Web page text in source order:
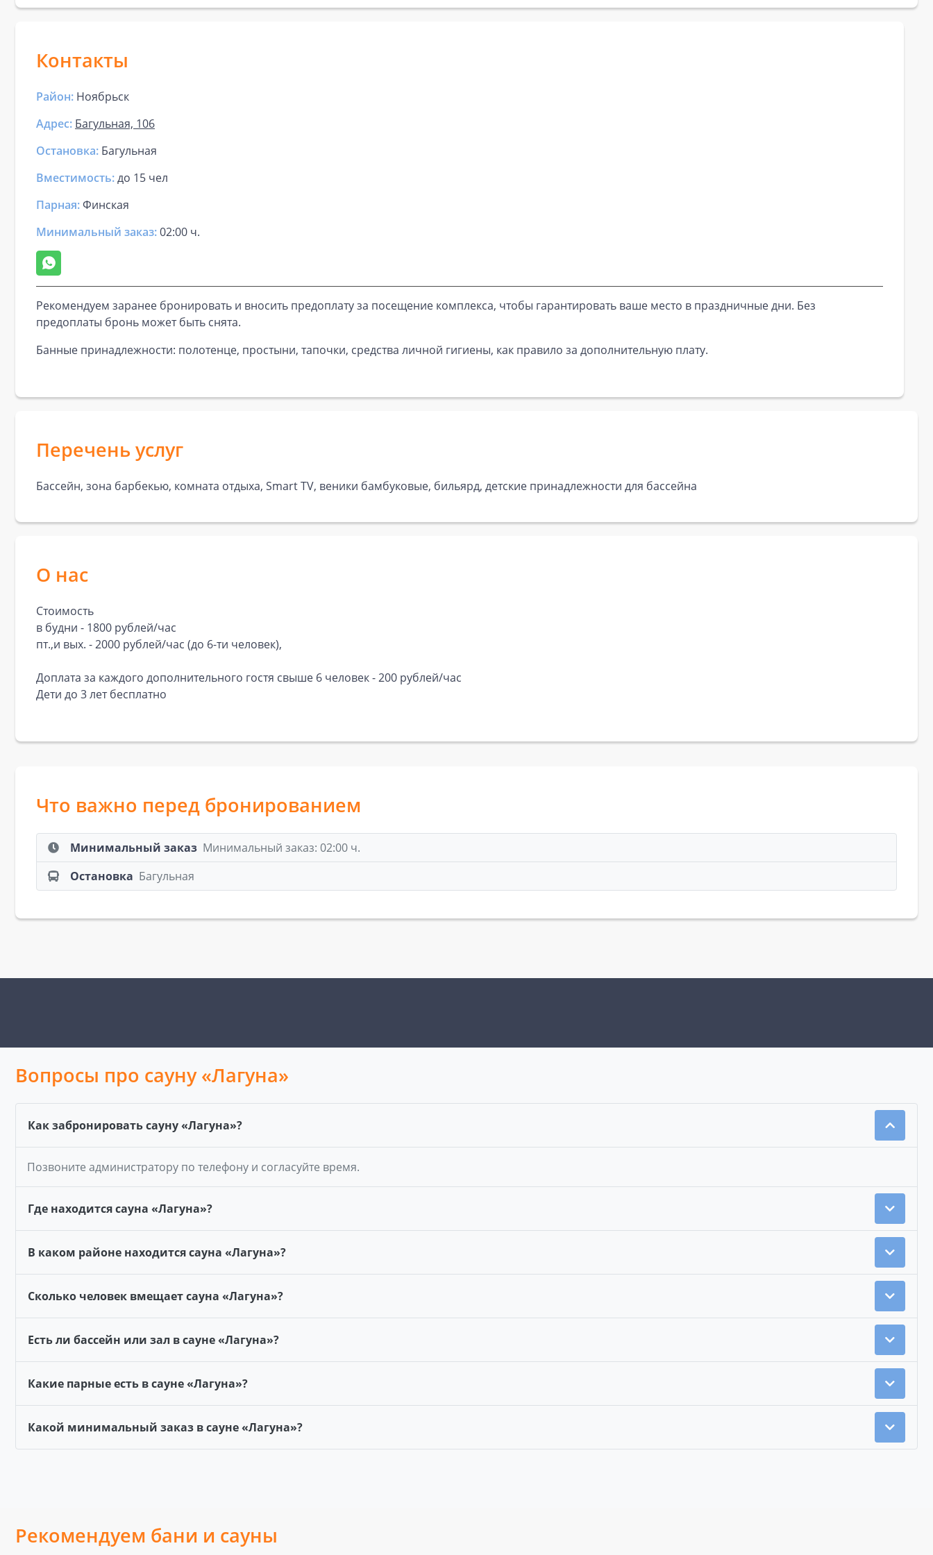
Контакты
Район: Ноябрьск
Адрес: Багульная, 106
Остановка: Багульная
Вместимость:до 15 чел
Парная:Финская
Минимальный заказ:02:00 ч.
Рекомендуем заранее бронировать и вносить предоплату за посещение комплекса, чтобы гарантировать ваше место в праздничные дни. Без
предоплаты бронь может быть снята.
Банные принадлежности: полотенце, простыни, тапочки, средства личной гигиены, как правило за дополнительную плату.
Перечень услуг
Бассейн, зона барбекью, комната отдыха, Smаrt TV, веники бамбуковые, бильярд, детские принадлежности для бассейна
О нас
Стоимость
в будни - 1800 рублей/час
пт.,и вых. - 2000 рублей/час (до 6-ти человек),
Доплата за каждого дополнительного гостя свыше 6 человек - 200 рублей/час
Дети до 3 лет бесплатно
Что важно перед бронированием
Минимальный заказ Минимальный заказ: 02:00 ч.
Остановка Багульная
Вопросы про сауну «Лагуна»
Как забронировать сауну «Лагуна»?
Позвоните администратору по телефону и согласуйте время.
Где находится сауна «Лагуна»?
В каком районе находится сауна «Лагуна»?
Сколько человек вмещает сауна «Лагуна»?
Есть ли бассейн или зал в сауне «Лагуна»?
Какие парные есть в сауне «Лагуна»?
Какой минимальный заказ в сауне «Лагуна»?
Рекомендуем бани и сауны